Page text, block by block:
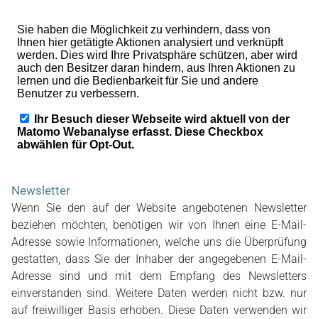
Newsletter
Wenn Sie den auf der Website angebotenen Newsletter
beziehen möchten, benötigen wir von Ihnen eine E-Mail-
Adresse sowie Informationen, welche uns die Überprüfung
gestatten, dass Sie der Inhaber der angegebenen E-Mail-
Adresse sind und mit dem Empfang des Newsletters
einverstanden sind. Weitere Daten werden nicht bzw. nur
auf freiwilliger Basis erhoben. Diese Daten verwenden wir